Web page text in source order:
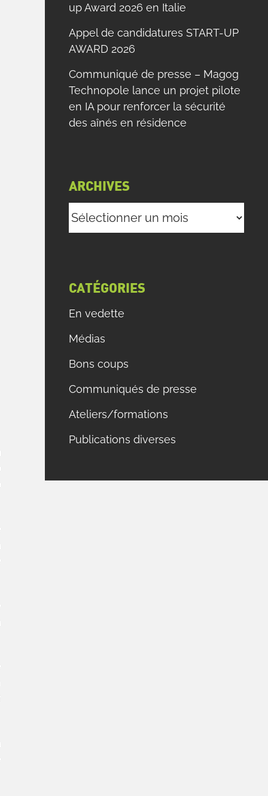
up Award 2026 en Italie
Appel de candidatures START-UP
AWARD 2026
Communiqué de presse – Magog
Technopole lance un projet pilote
en IA pour renforcer la sécurité
des aînés en résidence
ARCHIVES
Archives
CATÉGORIES
En vedette
Médias
Bons coups
Communiqués de presse
Ateliers/formations
Publications diverses